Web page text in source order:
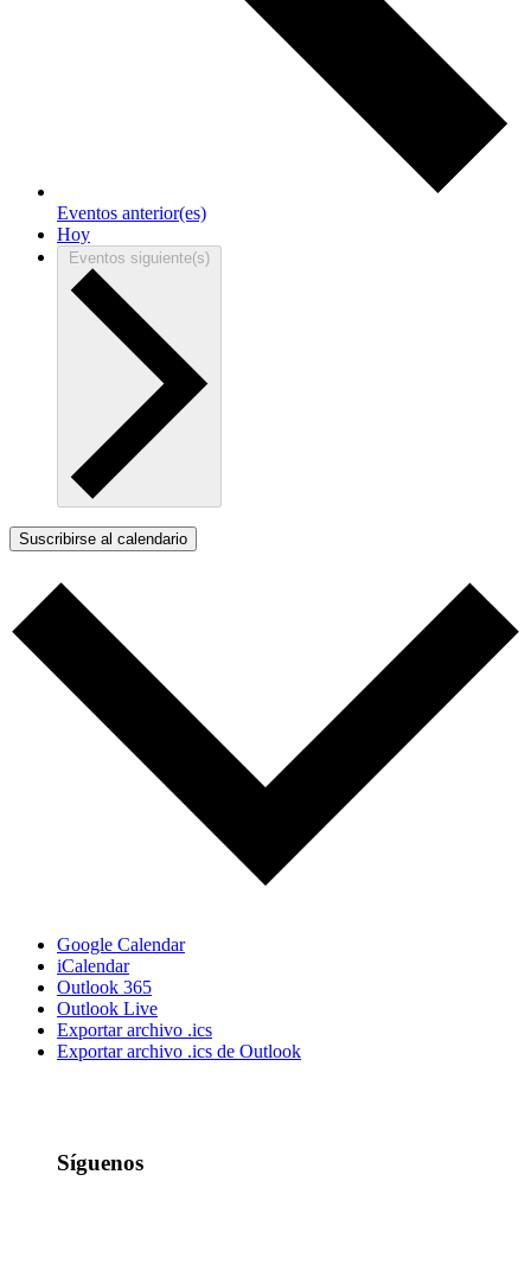
Eventos anterior(es)
Hoy
Eventos siguiente(s)
Suscribirse al calendario
Google Calendar
iCalendar
Outlook 365
Outlook Live
Exportar archivo .ics
Exportar archivo .ics de Outlook
Síguenos